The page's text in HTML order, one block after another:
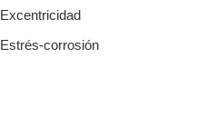
Excentricidad
Estrés-corrosión